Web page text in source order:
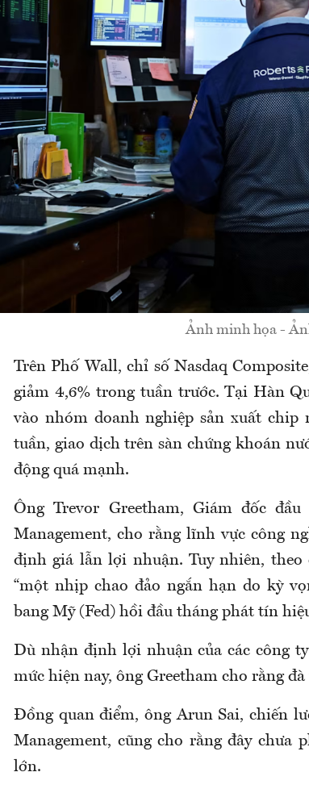
Ảnh minh họa -
Trên Phố Wall, chỉ số Nasdaq
giảm 4,6% trong tuần trước. Tại Hàn
vào nhóm doanh nghiệp sản xuất
tuần, giao dịch trên sàn chứng khoán
động quá mạnh.
Ông Trevor Greetham, Giám đốc
Management, cho rằng lĩnh vực công
định giá lẫn lợi nhuận. Tuy nhiên,
“một nhịp chao đảo ngắn hạn do kỳ
bang Mỹ (Fed) hồi đầu tháng phát tín
Dù nhận định lợi nhuận của các công
mức hiện nay, ông Greetham cho rằng
Đồng quan điểm, ông Arun Sai, chiến
Management, cũng cho rằng đây
lớn.